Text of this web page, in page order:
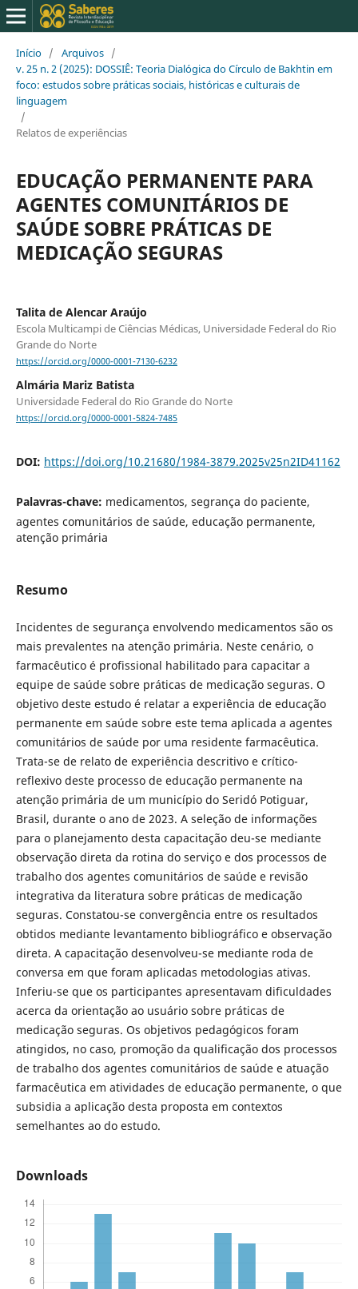
Início / Arquivos /
v. 25 n. 2 (2025): DOSSIÊ: Teoria Dialógica do Círculo de Bakhtin em
foco: estudos sobre práticas sociais, históricas e culturais de
linguagem
/
Relatos de experiências
EDUCAÇÃO PERMANENTE PARA
AGENTES COMUNITÁRIOS DE
SAÚDE SOBRE PRÁTICAS DE
MEDICAÇÃO SEGURAS
Talita de Alencar Araújo
Escola Multicampi de Ciências Médicas, Universidade Federal do Rio
Grande do Norte
https://orcid.org/0000-0001-7130-6232
Almária Mariz Batista
Universidade Federal do Rio Grande do Norte
https://orcid.org/0000-0001-5824-7485
DOI: https://doi.org/10.21680/1984-3879.2025v25n2ID41162
Palavras-chave: medicamentos, segrança do paciente,
agentes comunitários de saúde, educação permanente,
atenção primária
Resumo
Incidentes de segurança envolvendo medicamentos são os
mais prevalentes na atenção primária. Neste cenário, o
farmacêutico é profissional habilitado para capacitar a
equipe de saúde sobre práticas de medicação seguras. O
objetivo deste estudo é relatar a experiência de educação
permanente em saúde sobre este tema aplicada a agentes
comunitários de saúde por uma residente farmacêutica.
Trata-se de relato de experiência descritivo e crítico-
reflexivo deste processo de educação permanente na
atenção primária de um município do Seridó Potiguar,
Brasil, durante o ano de 2023. A seleção de informações
para o planejamento desta capacitação deu-se mediante
observação direta da rotina do serviço e dos processos de
trabalho dos agentes comunitários de saúde e revisão
integrativa da literatura sobre práticas de medicação
seguras. Constatou-se convergência entre os resultados
obtidos mediante levantamento bibliográfico e observação
direta. A capacitação desenvolveu-se mediante roda de
conversa em que foram aplicadas metodologias ativas.
Inferiu-se que os participantes apresentavam dificuldades
acerca da orientação ao usuário sobre práticas de
medicação seguras. Os objetivos pedagógicos foram
atingidos, no caso, promoção da qualificação dos processos
de trabalho dos agentes comunitários de saúde e atuação
farmacêutica em atividades de educação permanente, o que
subsidia a aplicação desta proposta em contextos
semelhantes ao do estudo.
Downloads